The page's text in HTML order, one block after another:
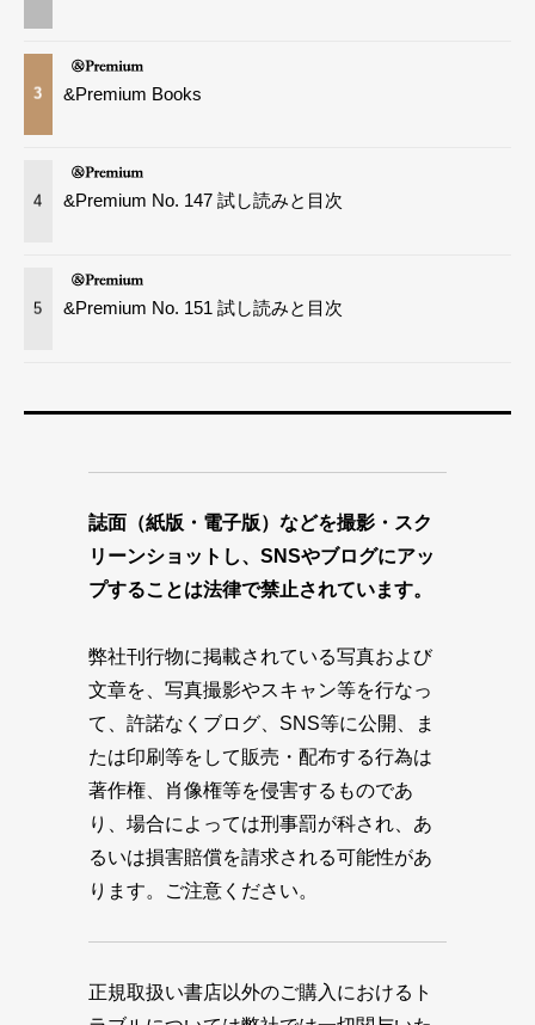
3 &Premium Books
4 &Premium No. 147 試し読みと目次
5 &Premium No. 151 試し読みと目次
誌面（紙版・電子版）などを撮影・スク
リーンショットし、SNSやブログにアッ
プすることは法律で禁止されています。
弊社刊行物に掲載されている写真および
文章を、写真撮影やスキャン等を行なっ
て、許諾なくブログ、SNS等に公開、ま
たは印刷等をして販売・配布する行為は
著作権、肖像権等を侵害するものであ
り、場合によっては刑事罰が科され、あ
るいは損害賠償を請求される可能性があ
ります。ご注意ください。
正規取扱い書店以外のご購入におけるト